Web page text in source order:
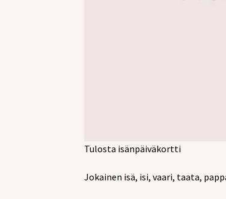
Tulosta isänpäiväkortti
Jokainen isä, isi, vaari, taata,